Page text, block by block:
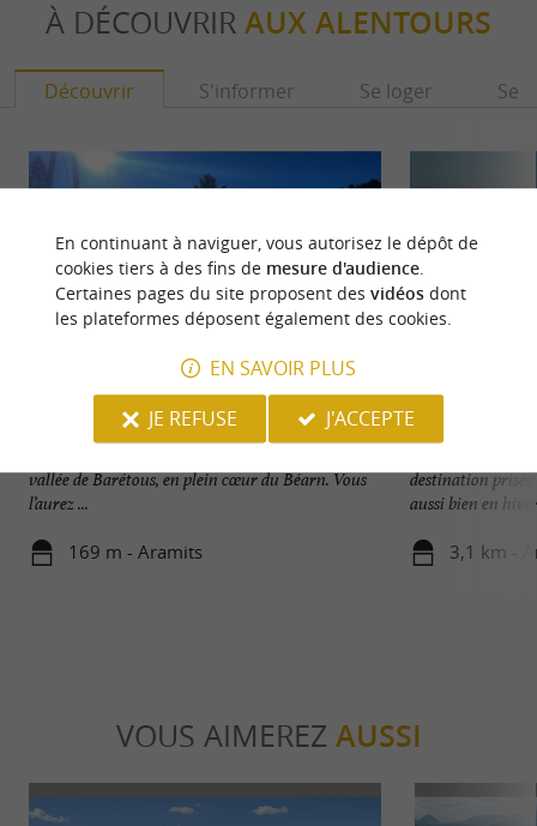
À DÉCOUVRIR AUX ALENTOURS
Découvrir S'informer Se loger Se
Aramits - Vallée de Barétous
vallée de Barétous, en plein cœur du Béarn. Vous
l’aurez ...
169 m - Aramits
Arette - La
destination
aussi bien en
3,1 km -
VOUS AIMEREZ AUSSI
En continuant à naviguer, vous autorisez le dépôt de
cookies tiers à des fins de mesure d'audience.
Certaines pages du site proposent des vidéosdont
les plateformes déposent également des cookies.
EN SAVOIR PLUS
JE REFUSE
J'ACCEPTE